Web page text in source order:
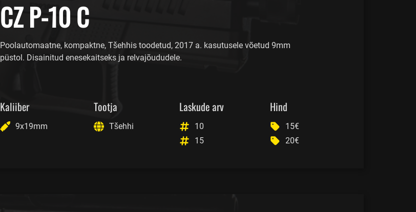
CZ P-10 C
Poolautomaatne, kompaktne, Tšehhis toodetud, 2017 a. kasutusele võetud 9mm
püstol. Disainitud enesekaitseks ja relvajõududele.
Kaliiber
9x19mm
Tootja
Tšehhi
Laskude arv
10
15
Hind
15€
20€